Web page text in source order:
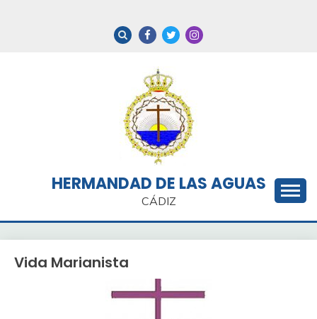
HERMANDAD DE LAS AGUAS
CÁDIZ
Vida Marianista